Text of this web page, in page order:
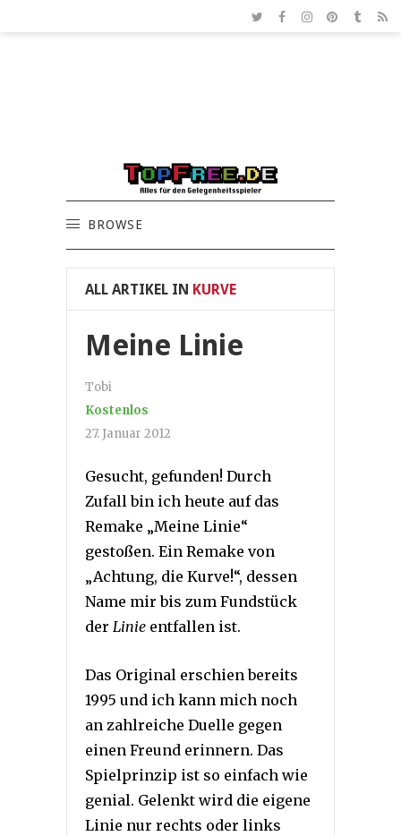
BROWSE
ALL ARTIKEL IN KURVE
Meine Linie
Tobi
Kostenlos
27. Januar 2012
Gesucht, gefunden! Durch
Zufall bin ich heute auf das
Remake „Meine Linie“
gestoßen. Ein Remake von
„Achtung, die Kurve!“, dessen
Name mir bis zum Fundstück
der Linie entfallen ist.
Das Original erschien bereits
1995 und ich kann mich noch
an zahlreiche Duelle gegen
einen Freund erinnern. Das
Spielprinzip ist so einfach wie
genial. Gelenkt wird die eigene
Linie nur rechts oder links